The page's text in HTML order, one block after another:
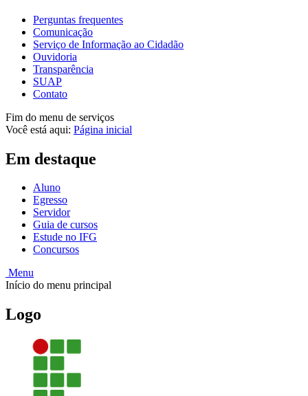
Perguntas frequentes
Comunicação
Serviço de Informação ao Cidadão
Ouvidoria
Transparência
SUAP
Contato
Fim do menu de serviços
Você está aqui: Página inicial
Em destaque
Aluno
Egresso
Servidor
Guia de cursos
Estude no IFG
Concursos
Menu
Início do menu principal
Logo